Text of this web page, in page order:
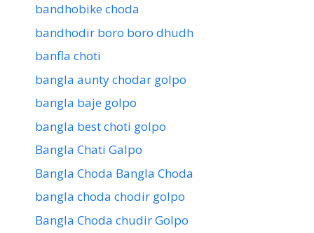
bandhobike choda
bandhodir boro boro dhudh
banfla choti
bangla aunty chodar golpo
bangla baje golpo
bangla best choti golpo
Bangla Chati Galpo
Bangla Choda Bangla Choda
bangla choda chodir golpo
Bangla Choda chudir Golpo